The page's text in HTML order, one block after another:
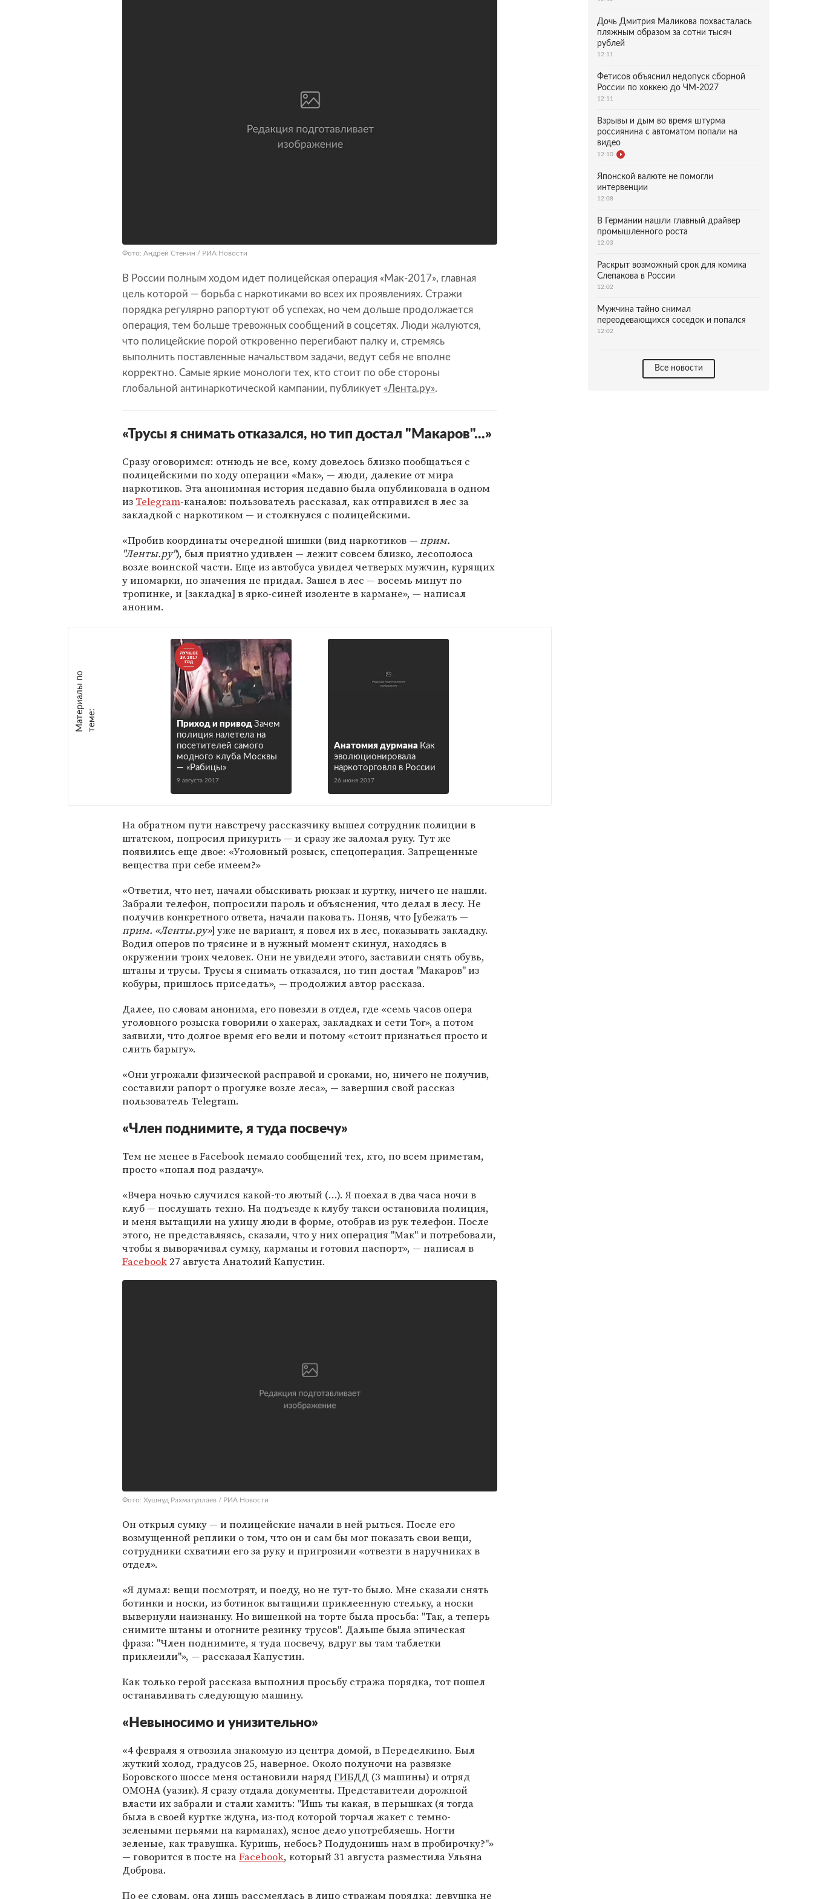
Фото: Андрей Стенин / РИА Новости
В России полным ходом идет полицейская операция «Мак-2017», главная
цель которой — борьба с наркотиками во всех их проявлениях. Стражи
порядка регулярно рапортуют об успехах, но чем дольше продолжается
операция, тем больше тревожных сообщений в соцсетях. Люди жалуются,
что полицейские порой откровенно перегибают палку и, стремясь
выполнить поставленные начальством задачи, ведут себя не вполне
корректно. Самые яркие монологи тех, кто стоит по обе стороны
глобальной антинаркотической кампании, публикует «Лента.ру».
«Трусы я снимать отказался, но тип достал "Макаров"...»
Сразу оговоримся: отнюдь не все, кому довелось близко пообщаться с
полицейскими по ходу операции «Мак», — люди, далекие от мира
наркотиков. Эта анонимная история недавно была опубликована в одном
из Telegram-каналов: пользователь рассказал, как отправился в лес за
закладкой с наркотиком — и столкнулся с полицейскими.
«Пробив координаты очередной шишки (вид наркотиков — прим.
"Ленты.ру"), был приятно удивлен — лежит совсем близко, лесополоса
возле воинской части. Еще из автобуса увидел четверых мужчин, курящих
у иномарки, но значения не придал. Зашел в лес — восемь минут по
тропинке, и [закладка] в ярко-синей изоленте в кармане», — написал
аноним.
М
а
т е
р
и
а
л
ы
п
о
т
е
м
е : Приход и привод Зачем
полиция налетела на
посетителей самого
модного клуба Москвы
— «Рабицы»
9 августа 2017
Анатомия дурмана Как
эволюционировала
наркоторговля в России
26 июня 2017
На обратном пути навстречу рассказчику вышел сотрудник полиции в
штатском, попросил прикурить — и сразу же заломал руку. Тут же
появились еще двое: «Уголовный розыск, спецоперация. Запрещенные
вещества при себе имеем?»
«Ответил, что нет, начали обыскивать рюкзак и куртку, ничего не нашли.
Забрали телефон, попросили пароль и объяснения, что делал в лесу. Не
получив конкретного ответа, начали паковать. Поняв, что [убежать —
прим. «Ленты.ру»] уже не вариант, я повел их в лес, показывать закладку.
Водил оперов по трясине и в нужный момент скинул, находясь в
окружении троих человек. Они не увидели этого, заставили снять обувь,
штаны и трусы. Трусы я снимать отказался, но тип достал "Макаров" из
кобуры, пришлось приседать», — продолжил автор рассказа.
Далее, по словам анонима, его повезли в отдел, где «семь часов опера
уголовного розыска говорили о хакерах, закладках и сети Tor», а потом
заявили, что долгое время его вели и потому «стоит признаться просто и
слить барыгу».
«Они угрожали физической расправой и сроками, но, ничего не получив,
составили рапорт о прогулке возле леса», — завершил свой рассказ
пользователь Telegram.
«Член поднимите, я туда посвечу»
Тем не менее в Facebook немало сообщений тех, кто, по всем приметам,
просто «попал под раздачу».
«Вчера ночью случился какой-то лютый (...). Я поехал в два часа ночи в
клуб — послушать техно. На подъезде к клубу такси остановила полиция,
и меня вытащили на улицу люди в форме, отобрав из рук телефон. После
этого, не представляясь, сказали, что у них операция "Мак" и потребовали,
чтобы я выворачивал сумку, карманы и готовил паспорт», — написал в
Facebook 27 августаАнатолий Капустин.
Фото: Хушнуд Рахматуллаев / РИА Новости
Он открыл сумку — и полицейские начали в ней рыться. После его
возмущенной реплики о том, что он и сам бы мог показать свои вещи,
сотрудники схватили его за руку и пригрозили «отвезти в наручниках в
отдел».
«Я думал: вещи посмотрят, и поеду, но не тут-то было. Мне сказали снять
ботинки и носки, из ботинок вытащили приклеенную стельку, а носки
вывернули наизнанку. Но вишенкой на торте была просьба: "Так, а теперь
снимите штаны и отогните резинку трусов". Дальше была эпическая
фраза: "Член поднимите, я туда посвечу, вдруг вы там таблетки
приклеили"», — рассказал Капустин.
Как только герой рассказа выполнил просьбу стража порядка, тот пошел
останавливать следующую машину.
«Невыносимо и унизительно»
«4 февраля я отвозила знакомую из центра домой, в Переделкино. Был
жуткий холод, градусов 25, наверное. Около полуночи на развязке
Боровского шоссе меня остановили наряд ГИБДД (3 машины) и отряд
ОМОНА (уазик). Я сразу отдала документы. Представители дорожной
власти их забрали и стали хамить: "Ишь ты какая, в перышках (я тогда
была в своей куртке ждуна, из-под которой торчал жакет с темно-
зелеными перьями на карманах), ясное дело употребляешь. Ногти
зеленые, как травушка. Куришь, небось? Подудонишь нам в пробирочку?"»
— говорится в посте наFacebook, который 31 августа разместила Ульяна
Доброва.
По ее словам, она лишь рассмеялась в лицо стражам порядка: девушка не
Дочь Дмитрия Маликова похвасталась
пляжным образом за сотни тысяч
рублей
12:11
Фетисов объяснил недопуск сборной
России по хоккею до ЧМ-2027
12:11
Взрывы и дым во время штурма
россиянина с автоматом попали на
видео
12:10
Японской валюте не помогли
интервенции
12:08
В Германии нашли главный драйвер
промышленного роста
12:03
Раскрыт возможный срок для комика
Слепакова в России
12:02
Мужчина тайно снимал
переодевающихся соседок и попался
12:02
Все новости